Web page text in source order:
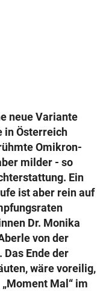
neue Variante
in Österreich
Omikron-
milder - so
Ein
ist aber rein auf
Dr. Monika
von der
Ende der
wäre voreilig,
Mal“ im